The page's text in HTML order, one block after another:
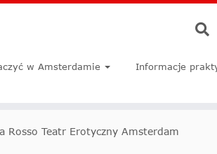
w Amsterdamie Informacje
Rosso Teatr Erotyczny Amsterdam